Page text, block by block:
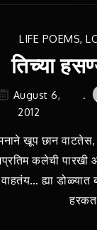
LIFE POEMS,
तिच्या
August 6,
2012
खूप छान
कलेची पारखी
वाहतंय… ह्या डोळ्यात